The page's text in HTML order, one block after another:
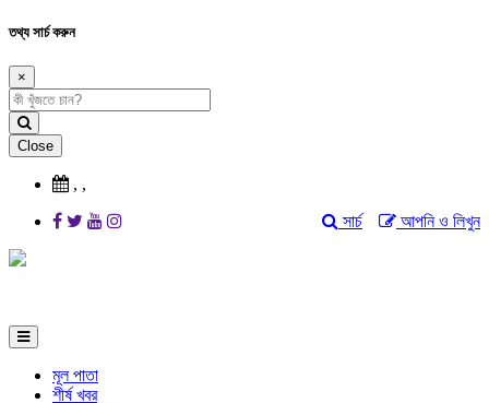
তথ্য সার্চ করুন
×
Close
, ,
আপনি ও লিখুন
সার্চ
মূল পাতা
শীর্ষ খবর